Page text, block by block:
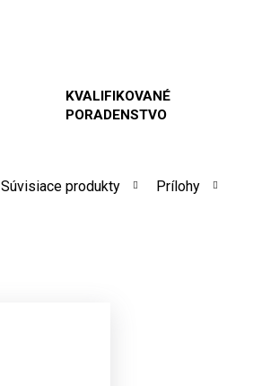
KVALIFIKOVANÉ
PORADENSTVO
Súvisiace produkty Prílohy